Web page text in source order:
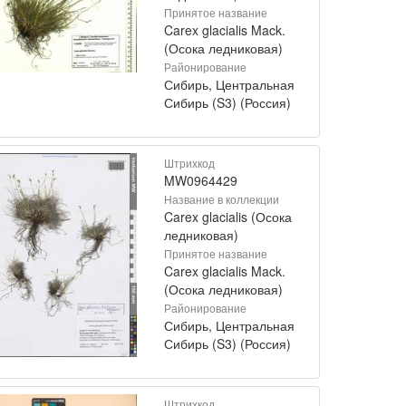
Принятое название
Carex glacialis Mack.
(Осока ледниковая)
Районирование
Сибирь, Центральная
Сибирь (S3) (Россия)
Штрихкод
MW0964429
Название в коллекции
Carex glacialis (Осока
ледниковая)
Принятое название
Carex glacialis Mack.
(Осока ледниковая)
Районирование
Сибирь, Центральная
Сибирь (S3) (Россия)